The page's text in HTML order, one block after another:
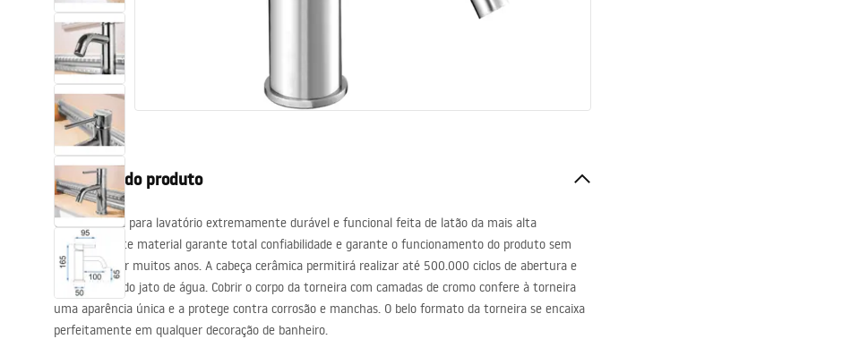
banho
Misturadores de casa de banho
Chuveiros de casa de banho
Cozinha
Acessórios de casa de banho,
acessórios de casa de banho
Descrição do produto
Uma torneira para lavatório extremamente durável e funcional feita de latão da mais alta
qualidade. Este material garante total confiabilidade e garante o funcionamento do produto sem
problemas por muitos anos. A cabeça cerâmica permitirá realizar até 500.000 ciclos de abertura e
fechamento do jato de água. Cobrir o corpo da torneira com camadas de cromo confere à torneira
uma aparência única e a protege contra corrosão e manchas. O belo formato da torneira se encaixa
perfeitamente em qualquer decoração de banheiro.